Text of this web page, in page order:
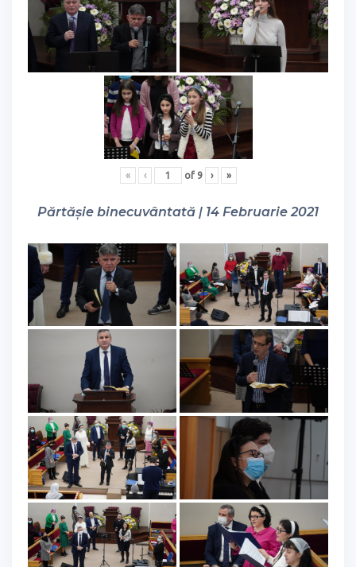
« ‹ of 9 › »
Părtășie binecuvântată | 14 Februarie 2021